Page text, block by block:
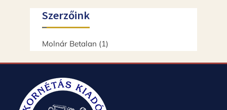
Szerzőink
Molnár Betalan (1)